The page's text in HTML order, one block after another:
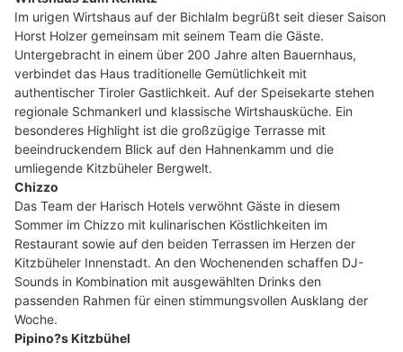
Im urigen Wirtshaus auf der Bichlalm begrüßt seit dieser Saison
Horst Holzer gemeinsam mit seinem Team die Gäste.
Untergebracht in einem über 200 Jahre alten Bauernhaus,
verbindet das Haus traditionelle Gemütlichkeit mit
authentischer Tiroler Gastlichkeit. Auf der Speisekarte stehen
regionale Schmankerl und klassische Wirtshausküche. Ein
besonderes Highlight ist die großzügige Terrasse mit
beeindruckendem Blick auf den Hahnenkamm und die
umliegende Kitzbüheler Bergwelt.
Chizzo
Das Team der Harisch Hotels verwöhnt Gäste in diesem
Sommer im Chizzo mit kulinarischen Köstlichkeiten im
Restaurant sowie auf den beiden Terrassen im Herzen der
Kitzbüheler Innenstadt. An den Wochenenden schaffen DJ-
Sounds in Kombination mit ausgewählten Drinks den
passenden Rahmen für einen stimmungsvollen Ausklang der
Woche.
Pipino?s Kitzbühel